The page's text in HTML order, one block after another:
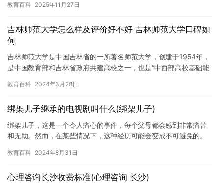
并…
教育百科 2025年11月27日
吉林师范大学怎么样及评价好不好 吉林师范大学口碑如
何
吉林师范大学是中国吉林省的一所著名师范大学，创建于1954年，
是中国教育部和吉林省政府共建高校之一，也是“中西部高校基础能
教育百科 2024年3月28日
绑架儿子继承的电视剧叫什么(绑架儿子)
绑架儿子，这是一个令人痛心的事件，每个父母都会感到非常痛苦
和无助。然而，在某些情况下，这种经历可能会变成不可避免的。
子是…
教育百科 2024年8月31日
心理咨询长沙收费标准(心理咨询 长沙)